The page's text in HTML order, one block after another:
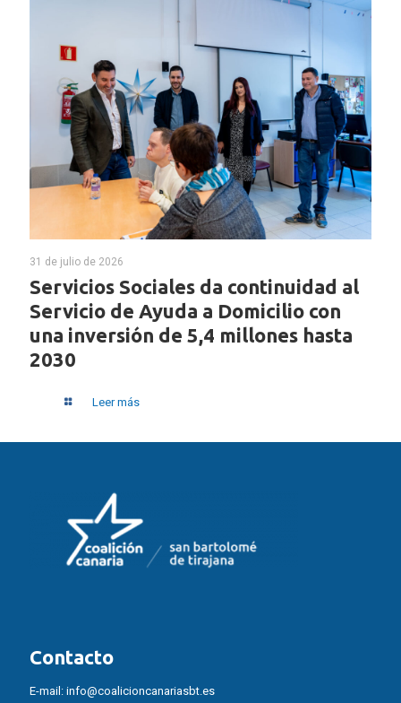
31 de julio de 2026
Servicios Sociales da continuidad al
Servicio de Ayuda a Domicilio con
una inversión de 5,4 millones hasta
2030
Leer más
Contacto
E-mail: info@coalicioncanariasbt.es